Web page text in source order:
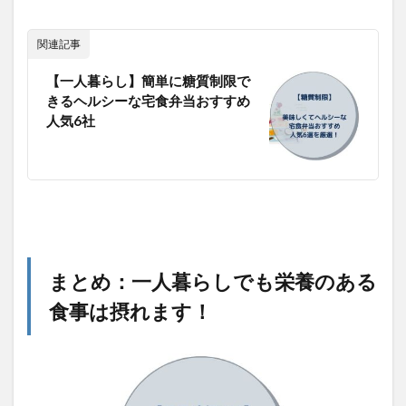
関連記事
【一人暮らし】簡単に糖質制限で
きるヘルシーな宅食弁当おすすめ
人気6社
まとめ：一人暮らしでも栄養のある
食事は摂れます！